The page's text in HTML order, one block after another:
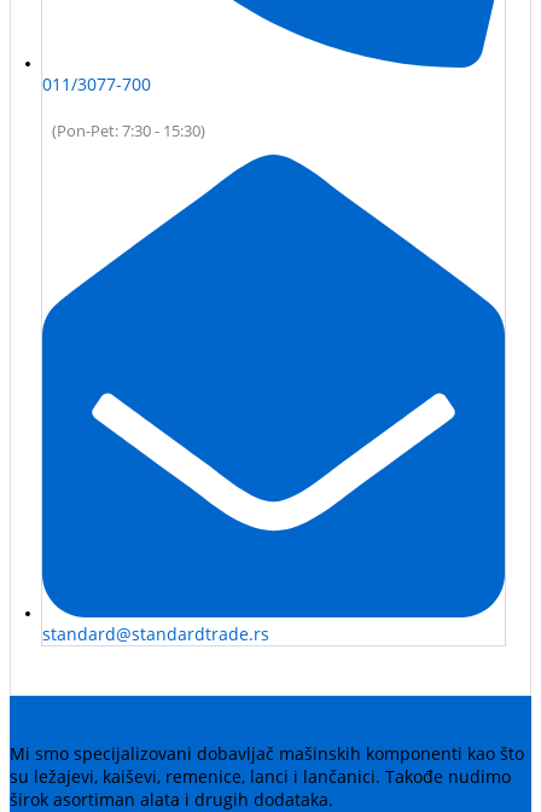
011/3077-700
(Pon-Pet: 7:30 - 15:30)
standard@standardtrade.rs
Mi smo specijalizovani dobavljač mašinskih komponenti kao što
su ležajevi, kaiševi, remenice, lanci i lančanici. Takođe nudimo
širok asortiman alata i drugih dodataka.